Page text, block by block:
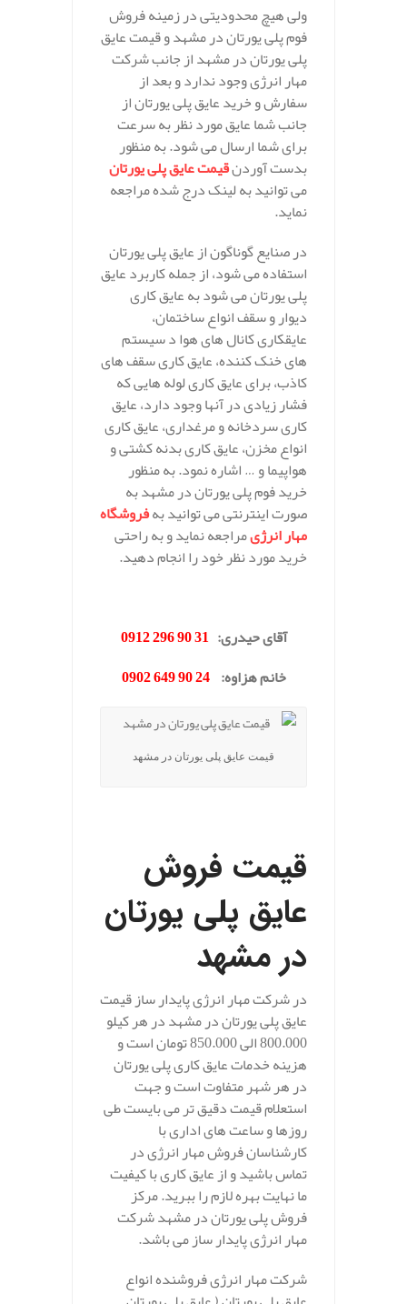
ولی هیچ محدودیتی در زمینه فروش
فوم پلی یورتان در مشهد و قیمت عایق
پلی یورتان در مشهد از جانب شرکت
مهار انرژی وجود ندارد و بعد از
سفارش و خرید عایق پلی یورتان از
جانب شما عایق مورد نظر به سرعت
برای شما ارسال می شود. به منظور
بدست آوردنقیمت عایق پلی یورتان
می توانید به لینک درج شده مراجعه
نماید.
در صنایع گوناگون از عایق پلی یورتان
استفاده می شود، از جمله کاربرد عایق
پلی یورتان می شود به عایق کاری
دیوار و سقف انواع ساختمان،
عایقکاری کانال های هوا د سیستم
های خنک کننده، عایق کاری سقف های
کاذب، برای عایق کاری لوله هایی که
فشار زیادی در آنها وجود دارد، عایق
کاری سردخانه و مرغداری، عایق کاری
انواع مخزن، عایق کاری بدنه کشتی و
هواپیما و … اشاره نمود. به منظور
خرید فوم پلی یورتان در مشهد به
صورت اینترنتی می توانید بهفروشگاه
مهار انرژیمراجعه نماید و به راحتی
خرید مورد نظر خود را انجام دهید.
آقای حیدری:
31 90 296 0912
خانم هزاوه:
24 90 649 0902
قیمت عایق پلی یورتان در مشهد
قیمت فروش
عایق پلی یورتان
در مشهد
در شرکت مهار انرژی پایدار ساز قیمت
عایق پلی یورتان در مشهد در هر کیلو
800.000 الی 850.000 تومان است و
هزینه خدمات عایق کاری پلی یورتان
در هر شهر متفاوت است و جهت
استعلام قیمت دقیق تر می بایست طی
روزها و ساعت های اداری با
کارشناسان فروش مهار انرژی در
تماس باشید و از عایق کاری با کیفیت
ما نهایت بهره لازم را ببرید. مرکز
فروش پلی یورتان در مشهد شرکت
مهار انرژی پایدار ساز می باشد.
شرکت مهار انرژی فروشنده انواع